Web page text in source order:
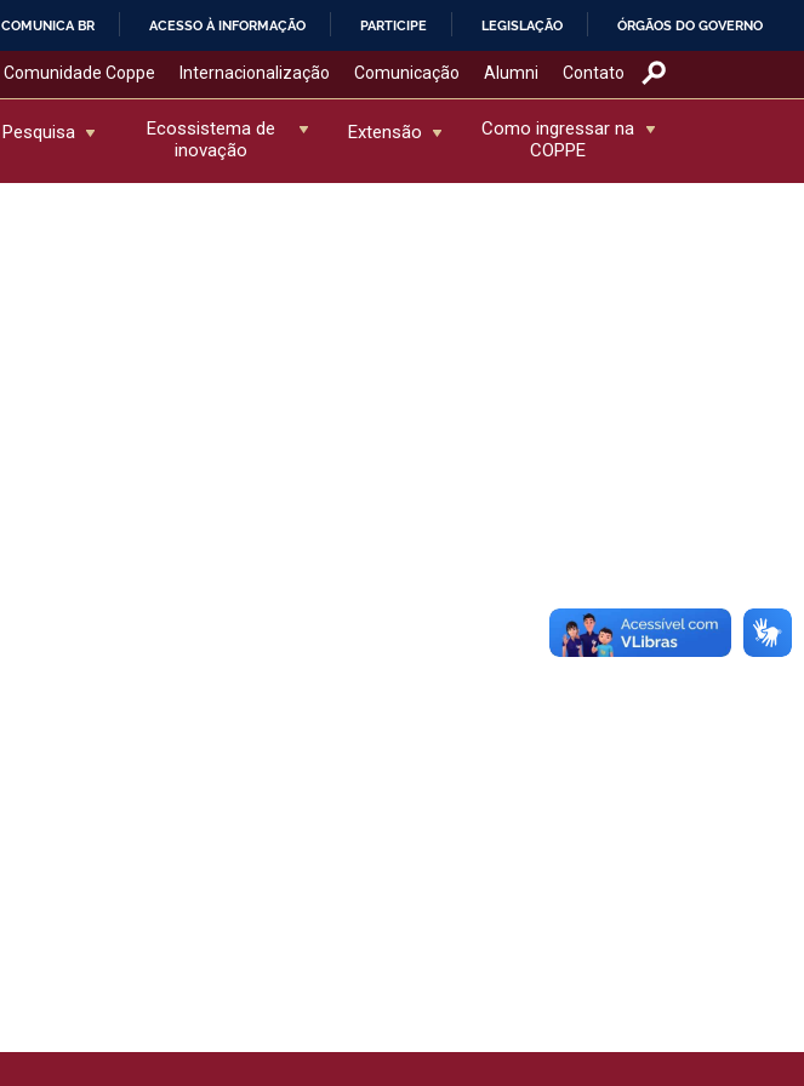
COMUNICA BR ACESSO À INFORMAÇÃO PARTICIPE LEGISLAÇÃO ÓRGÃOS DO GOVERNO
Comunidade Coppe Internacionalização Comunicação Alumni Contato
Pesquisa
Ecossistema de
inovação
Extensão
Como ingressar na
COPPE